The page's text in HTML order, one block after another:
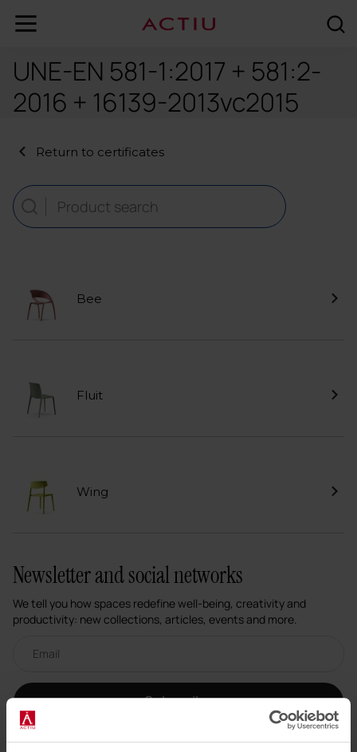
UNE-EN 581-1:2017 + 581:2-
2016 + 16139-2013vc2015
Return to certificates
Bee
Fluit
Wing
Newsletter and social networks
We tell you how spaces redefine well-being, creativity and
productivity: new collections, articles, events and more.
Subscribe
I have read and accept the Privacy Policy